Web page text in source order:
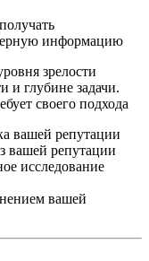
информацию
зрелости
и глубине задачи.
своего подхода
вашей репутации
вашей репутации
исследование
вашей